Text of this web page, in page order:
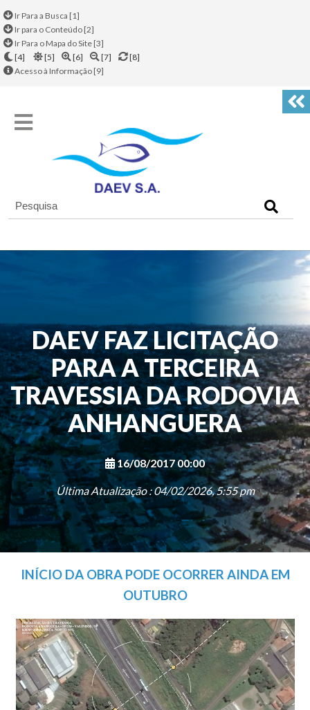
Ir Para a Busca [1]
Ir para o Conteúdo [2]
Ir Para o Mapa do Site [3]
[4]
[5] [6] [7]
[8]
Acesso à Informação [9]
DAEV FAZ LICITAÇÃO
PARA A TERCEIRA
TRAVESSIA DA RODOVIA
ANHANGUERA
16/08/2017 00:00
Última Atualização : 04/02/2026, 5:55 pm
INÍCIO DA OBRA PODE OCORRER AINDA EM
OUTUBRO